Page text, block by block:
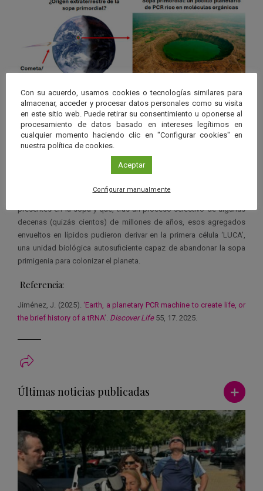
Un lago permanente provocado por el impacto de un
meteorito/cometa pudo actuar como sopa primordial sujeta a fuertes
fluctuaciones diarias de temperatura.
Jiménez, quien desarrolla su labor investigadora en el
Andaluz de Biología del Desarrollo(CABD – centro mixto del CSIC,
UPO y Junta de Andalucía), plantea la posibilidad de que
presentes en la sopa y que, tras un proceso selectivo de algunas
decenas (quizás cientos) de millones de años, esos agregados
envueltos en lípidos pudieron derivar en la primera célula ‘LUCA’,
una unidad biológica autosuficiente capaz de abandonar la sopa
primigenia para colonizar el planeta.
Referencia:
Jiménez, J. (2025). ‘Earth, a planetary PCR machine to create life, or
the brief history of a tRNA’. Discover Life55, 17. 2025.
Últimas noticias publicadas Ver más
Con su acuerdo, usamos cookies o tecnologías similares para
almacenar, acceder y procesar datos personales como su visita
en este sitio web. Puede retirar su consentimiento u oponerse al
procesamiento de datos basado en intereses legítimos en
cualquier momento haciendo clic en "Configurar cookies" en
nuestra política de cookies.
Aceptar
Configurar manualmente